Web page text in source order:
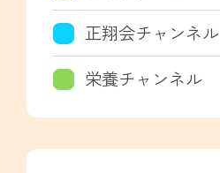
正翔会チャンネル
栄養チャンネル